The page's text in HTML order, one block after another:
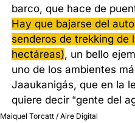
barco, que hace de
Hay que bajarse del
senderos de trekking de
hectáreas), un bello
uno de los ambientes
Jaaukanigás, que en la
quiere decir “gente del
Maiquel Torcatt / Aire Digital